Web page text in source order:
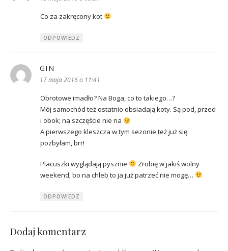
Co za zakręcony kot
ODPOWIEDZ
GIN
17 maja 2016 o 11:41
Obrotowe imadło? Na Boga, co to takiego…?
Mój samochód też ostatnio obsiadają koty. Są pod, przed
i obok; na szczęście nie na
A pierwszego kleszcza w tym sezonie też już się
pozbyłam, brr!
Placuszki wyglądają pysznie
Zrobię w jakiś wolny
weekend; bo na chleb to ja już patrzeć nie mogę…
ODPOWIEDZ
Dodaj komentarz